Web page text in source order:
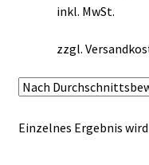
inkl. MwSt.
zzgl.
Einzelnes Ergebnis